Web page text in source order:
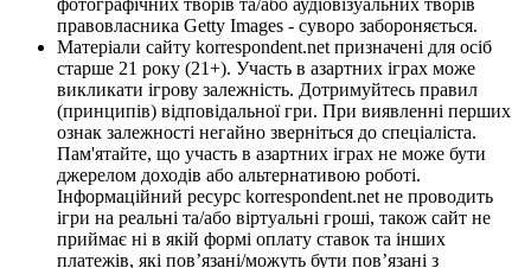
фотографічних творів та/або аудіовізуальних творів
правовласника Getty Images - суворо забороняється.
Матеріали сайту korrespondent.net призначені для осіб
старше 21 року (21+). Участь в азартних іграх може
викликати ігрову залежність. Дотримуйтесь правил
(принципів) відповідальної гри. При виявленні перших
ознак залежності негайно зверніться до спеціаліста.
Пам'ятайте, що участь в азартних іграх не може бути
джерелом доходів або альтернативою роботі.
Інформаційний ресурс korrespondent.net не проводить
ігри на реальні та/або віртуальні гроші, також сайт не
приймає ні в якій формі оплату ставок та інших
платежів, які пов’язані/можуть бути пов’язані з